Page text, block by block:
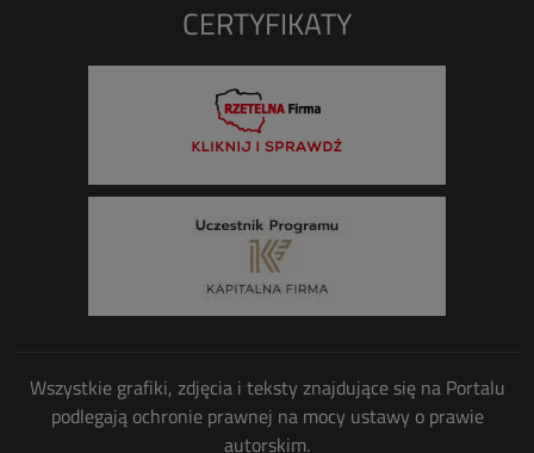
CERTYFIKATY
Wszystkie grafiki, zdjęcia i teksty znajdujące się na Portalu
podlegają ochronie prawnej na mocy ustawy o prawie
autorskim.